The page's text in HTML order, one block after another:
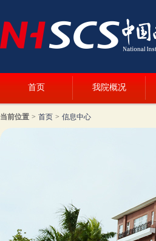
首页 我院概况
当前位置 > 首页 > 信息中心